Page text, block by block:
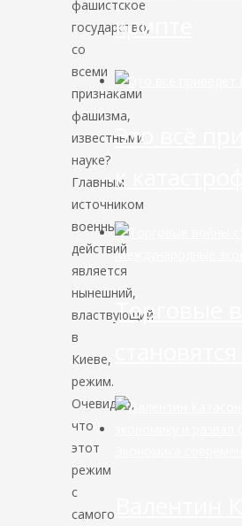
фашистское
государство,
со
всеми
признаками
фашизма,
известными
науке?
Главным
источником
военных
действий
является
нынешний,
властвующий
в
Киеве,
режим.
Очевидно,
что
этот
режим
с
самого
крипте
Это всё
к катастрофе
Международные
Торговые